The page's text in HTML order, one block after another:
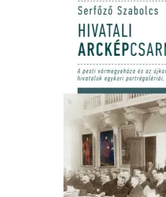
Tagintézmények
Felnőttképzés
Közérdekű adatok
Történeti Fényképtár
Központi Könyvtár